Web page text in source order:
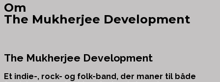
Om
The Mukherjee Development
The Mukherjee Development
Et indie-, rock- og folk-band, der maner til både